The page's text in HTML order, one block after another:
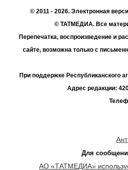
© 2011 - 2026. Электронная
© ТАТМЕДИА. Все
Перепечатка, воспроизведение и
сайте, возможна только с
При поддержке Республиканского
Адрес редакции:
Для
АО «ТАТМЕДИА»